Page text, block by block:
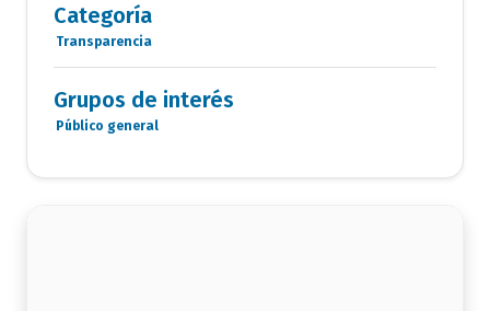
Categoría
Categoria
Documentos
Transparencia
Grupos de interés
Grupo
interés
Público general